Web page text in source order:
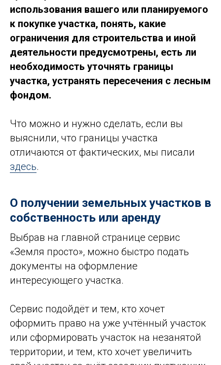
использования вашего или планируемого
к покупке участка, понять, какие
ограничения для строительства и иной
деятельности предусмотрены, есть ли
необходимость уточнять границы
участка, устранять пересечения с лесным
фондом.
Что можно и нужно сделать, если вы
выяснили, что границы участка
отличаются от фактических, мы писали
здесь.
О получении земельных участков в
собственность или аренду
Выбрав на главной странице сервис
«Земля просто», можно быстро подать
документы на оформление
интересующего участка.
Сервис подойдёт и тем, кто хочет
оформить право на уже учтённый участок
или сформировать участок на незанятой
территории, и тем, кто хочет увеличить